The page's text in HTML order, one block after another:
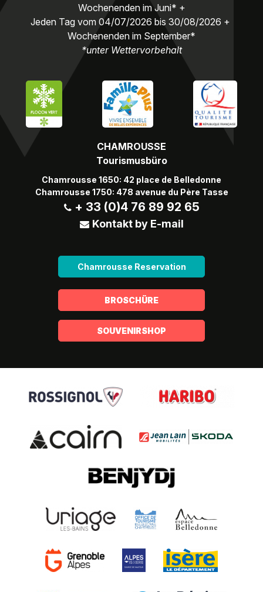
CHAMROUSSE
Tourismusbüro
Chamrousse 1650: 42 place de Belledonne
Chamrousse 1750: 478 avenue du Père Tasse
+ 33 (0)4 76 89 92 65
Kontakt by E-mail
Chamrousse Reservation
Wochenenden im Juni* +
Jeden Tag vom 04/07/2026 bis 30/08/2026 +
Wochenenden im September*
*unter Wettervorbehalt
BROSCHÜRE
SOUVENIRSHOP